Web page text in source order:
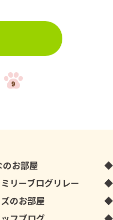
のお部屋
リーブログリレー
のお部屋